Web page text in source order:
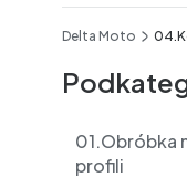
Delta Moto
01.Obróbka
profili